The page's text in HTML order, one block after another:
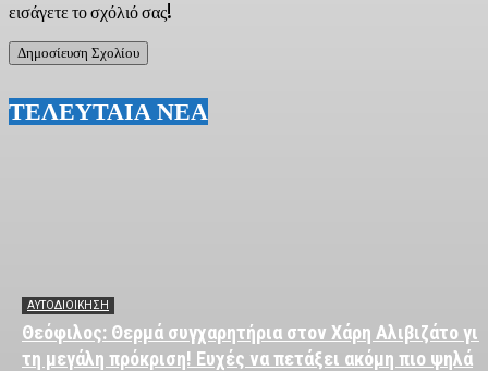
εισάγετε το σχόλιό σας!
ΤΕΛΕΥΤΑΙΑ ΝΕΑ
ΑΥΤΟΔΙΟΙΚΗΣΗ
Θεόφιλος: Θερμά συγχαρητήρια στον Χάρη Αλιβιζάτο για
τη μεγάλη πρόκριση! Ευχές να πετάξει ακόμη πιο ψηλά